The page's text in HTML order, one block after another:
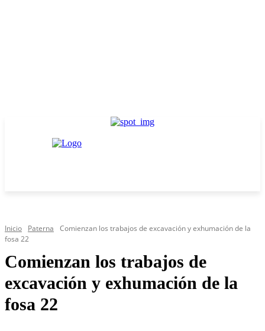
Inicio Paterna
Comienzan los trabajos de excavación y exhumación de la
fosa 22
Comienzan los trabajos de
excavación y exhumación de la
fosa 22